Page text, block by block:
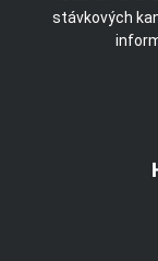
stávkových